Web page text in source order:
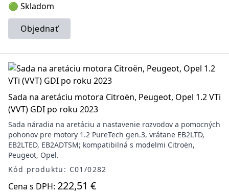
🟢 Skladom
Objednať
Sada na aretáciu motora Citroën, Peugeot, Opel 1.2 VTi
(VVT) GDI po roku 2023
Sada náradia na aretáciu a nastavenie rozvodov a pomocných
pohonov pre motory 1.2 PureTech gen.3, vrátane EB2LTD,
EB2LTED, EB2ADTSM; kompatibilná s modelmi Citroën,
Peugeot, Opel.
Kód produktu: C01/0282
Cena s DPH: 222,51 €